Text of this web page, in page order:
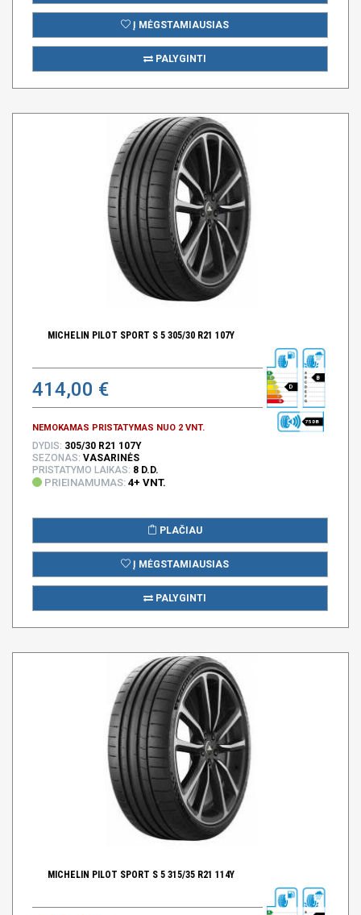
Į MĖGSTAMIAUSIAS
PALYGINTI
MICHELIN PILOT SPORT S 5 305/30 R21 107Y
414,00 €
NEMOKAMAS PRISTATYMAS NUO 2 VNT.
D
B
75 DB
DYDIS: 305/30 R21 107Y
SEZONAS: VASARINĖS
PRISTATYMO LAIKAS: 8 D.D.
PRIEINAMUMAS: 4+ VNT.
PLAČIAU
Į MĖGSTAMIAUSIAS
PALYGINTI
MICHELIN PILOT SPORT S 5 315/35 R21 114Y